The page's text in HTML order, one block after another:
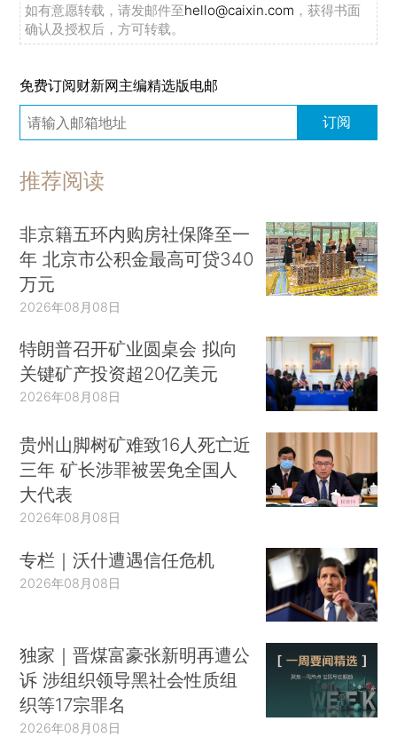
如有意愿转载，请发邮件至hello@caixin.com ，获得书面
确认及授权后，方可转载。
免费订阅财新网主编精选版电邮
订阅
推荐阅读
非京籍五环内购房社保降至一
年 北京市公积金最高可贷340
万元
2026年08月08日
特朗普召开矿业圆桌会 拟向
关键矿产投资超20亿美元
2026年08月08日
贵州山脚树矿难致16人死亡近
三年 矿长涉罪被罢免全国人
大代表
2026年08月08日
专栏｜沃什遭遇信任危机
2026年08月08日
独家｜晋煤富豪张新明再遭公
诉 涉组织领导黑社会性质组
织等17宗罪名
2026年08月08日